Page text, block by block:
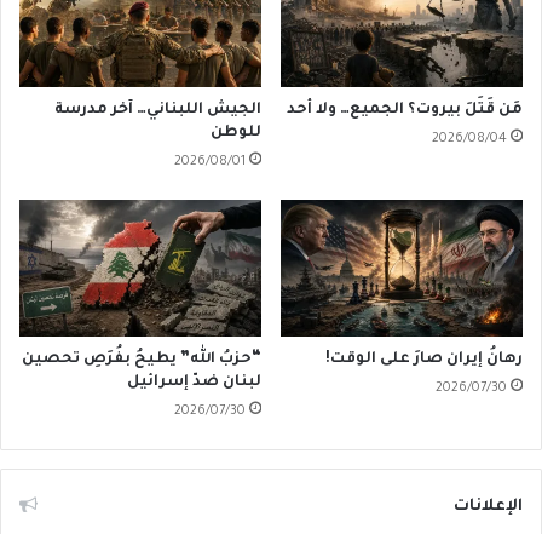
مَن قَتَلَ بيروت؟ الجميع… ولا أحد
2026/08/04
الجيش اللبناني… آخر مدرسة
للوطن
2026/08/01
رهانُ إيران صارَ على الوقت!
2026/07/30
“حزبُ الله” يطيحُ بفُرَصِ تحصين
لبنان ضدّ إسرائيل
2026/07/30
الإعلانات